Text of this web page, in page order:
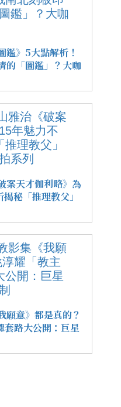
鑑》5大點解析！
的「圖鑑」？大咖
案天才伽利略》為
秘「推理教父」
願意》都是真的？
路大公開：巨星